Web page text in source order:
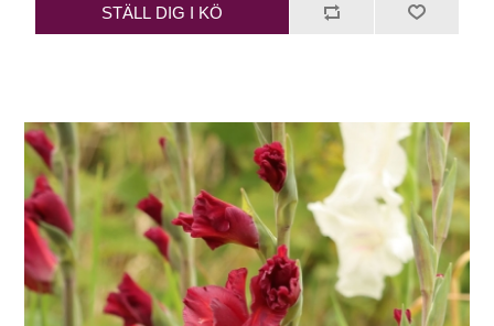
STÄLL DIG I KÖ